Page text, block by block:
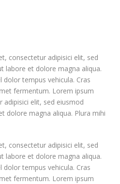
consectetur adipisici elit, sed
labore et dolore magna aliqua.
dolor tempus vehicula. Cras
fermentum. Lorem ipsum
elit, sed eiusmod
dolore magna aliqua. Plura mihi
consectetur adipisici elit, sed
labore et dolore magna aliqua.
dolor tempus vehicula. Cras
fermentum. Lorem ipsum